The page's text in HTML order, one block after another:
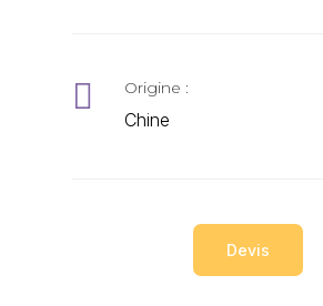
 Origine :
Chine
Devis